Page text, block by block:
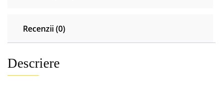
Recenzii (0)
Descriere